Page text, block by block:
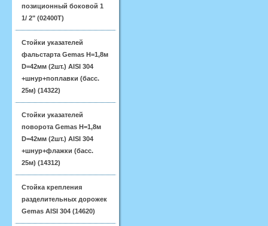
позиционный боковой 1
1/ 2" (02400T)
Стойки указателей
фальстарта Gemas H=1,8м
D=42мм (2шт.) AISI 304
+шнур+поплавки (басс.
25м) (14322)
Стойки указателей
поворота Gemas H=1,8м
D=42мм (2шт.) AISI 304
+шнур+флажки (басс.
25м) (14312)
Стойка крепления
разделительных дорожек
Gemas AISI 304 (14620)